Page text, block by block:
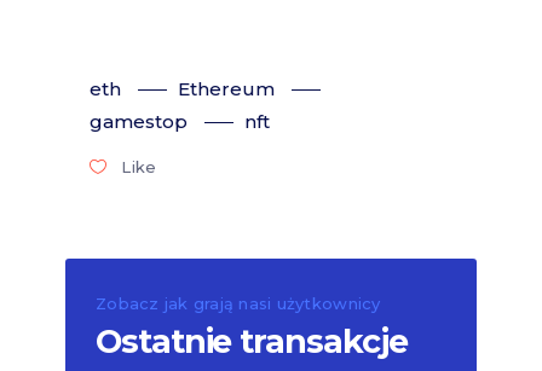
eth
Ethereum
gamestop
nft
Like
Zobacz jak grają nasi użytkownicy
Ostatnie transakcje